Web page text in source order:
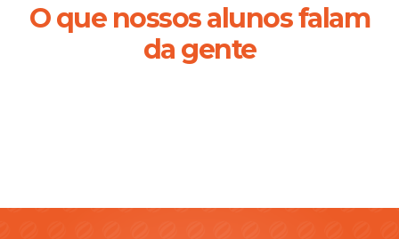
O que nossos alunos falam
da gente